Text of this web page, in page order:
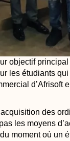
objectif
les étudiants
d’Afrisoft
des
les moyens
moment où un